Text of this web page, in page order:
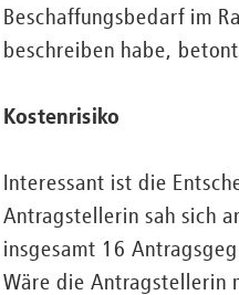
Beschaffungsbedarf im
beschreiben habe,
Kostenrisiko
Interessant ist die
Antragstellerin sah sich
insgesamt 16
Wäre die Antragstellerin